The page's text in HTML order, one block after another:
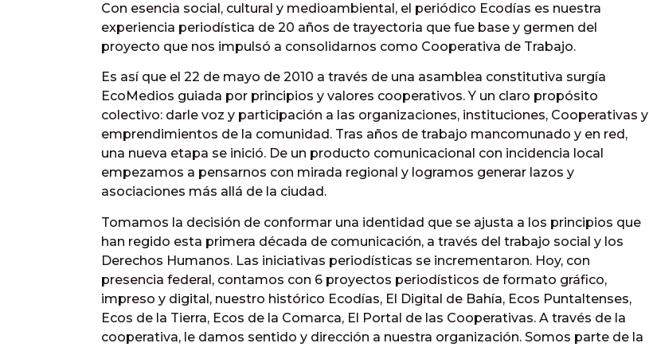
Con esencia social, cultural y medioambiental, el periódico Ecodías es nuestra
experiencia periodística de 20 años de trayectoria que fue base y germen del
proyecto que nos impulsó a consolidarnos como Cooperativa de Trabajo.
Es así que el 22 de mayo de 2010 a través de una asamblea constitutiva surgía
EcoMedios guiada por principios y valores cooperativos. Y un claro propósito
colectivo: darle voz y participación a las organizaciones, instituciones, Cooperativas y
emprendimientos de la comunidad. Tras años de trabajo mancomunado y en red,
una nueva etapa se inició. De un producto comunicacional con incidencia local
empezamos a pensarnos con mirada regional y logramos generar lazos y
asociaciones más allá de la ciudad.
Tomamos la decisión de conformar una identidad que se ajusta a los principios que
han regido esta primera década de comunicación, a través del trabajo social y los
Derechos Humanos. Las iniciativas periodísticas se incrementaron. Hoy, con
presencia federal, contamos con 6 proyectos periodísticos de formato gráfico,
impreso y digital, nuestro histórico Ecodías, El Digital de Bahía, Ecos Puntaltenses,
Ecos de la Tierra, Ecos de la Comarca, El Portal de las Cooperativas. A través de la
cooperativa, le damos sentido y dirección a nuestra organización. Somos parte de la